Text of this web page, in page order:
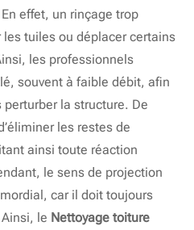
effet, un rinçage trop
tuiles ou déplacer certains
les professionnels
souvent à faible débit, afin
perturber la structure. De
les restes de
ainsi toute réaction
le sens de projection
car il doit toujours
le Nettoyage toiture